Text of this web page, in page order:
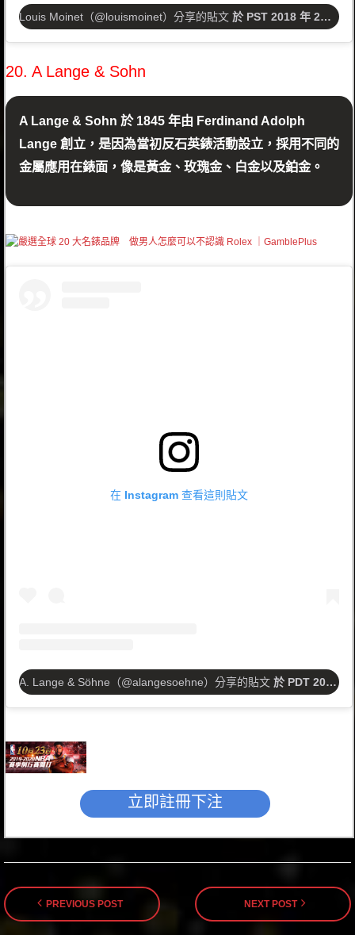
Louis Moinet（@louismoinet）分享的貼文 於 PST 2018 年 2月 月 14 日 下午 11:47
20. A Lange & Sohn
A Lange & Sohn 於 1845 年由 Ferdinand Adolph
Lange 創立，是因為當初反石英錶活動設立，採用不同的
金屬應用在錶面，像是黃金、玫瑰金、白金以及鉑金。
在 Instagram 查看這則貼文
A. Lange & Söhne（@alangesoehne）分享的貼文 於 PDT 2017 年 9月 月 16 日 上午 9:59
立即註冊下注
PREVIOUS POST NEXT POST